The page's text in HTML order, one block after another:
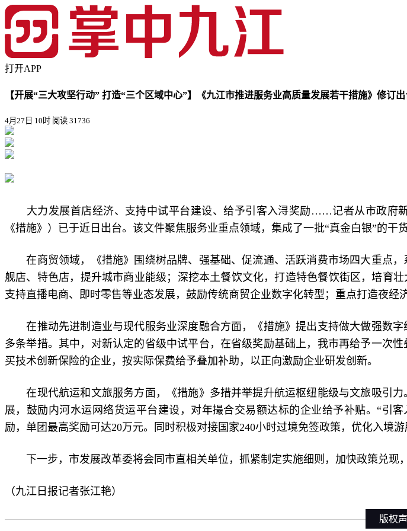
打开APP
【开展“三大攻坚行动” 打造“三个区域中心”】《九江市推进服务业高质量发展若干措施》修订
4月27日 10时 阅读 31736
大力发展首店经济、支持中试平台建设、给予引客入浔奖励……记者从市政府
《措施》）已于近日出台。该文件聚焦服务业重点领域，集成了一批“真金白银”的
在商贸领域，《措施》围绕树品牌、强基础、促流通、活跃消费市场四大重点，
舰店、特色店，提升城市商业能级；深挖本土餐饮文化，打造特色餐饮街区，培育
支持直播电商、即时零售等业态发展，鼓励传统商贸企业数字化转型；重点打造夜经
在推动先进制造业与现代服务业深度融合方面，《措施》提出支持做大做强数字
多条举措。其中，对新认定的省级中试平台，在省级奖励基础上，我市再给予一次
买技术创新保险的企业，按实际保费给予叠加补助，以正向激励企业研发创新。
在现代航运和文旅服务方面，《措施》多措并举提升航运枢纽能级与文旅吸引力
展，鼓励内河水运网络货运平台建设，对年撮合交易额达标的企业给予补贴。“引
励，单团最高奖励可达20万元。同时积极对接国家240小时过境免签政策，优化入境
下一步，市发展改革委将会同市直相关单位，抓紧制定实施细则，加快政策兑现
（九江日报记者张江艳）
版权